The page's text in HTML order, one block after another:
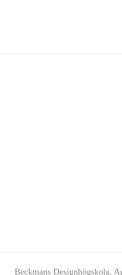
Beckmans Designhögskola,